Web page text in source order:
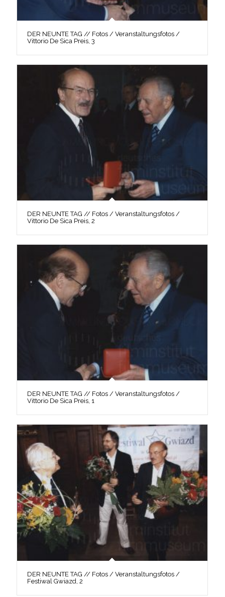
DER NEUNTE TAG // Fotos / Veranstaltungsfotos /
Vittorio De Sica Preis, 3
DER NEUNTE TAG // Fotos / Veranstaltungsfotos /
Vittorio De Sica Preis, 2
DER NEUNTE TAG // Fotos / Veranstaltungsfotos /
Vittorio De Sica Preis, 1
DER NEUNTE TAG // Fotos / Veranstaltungsfotos /
Festiwal Gwiazd, 2